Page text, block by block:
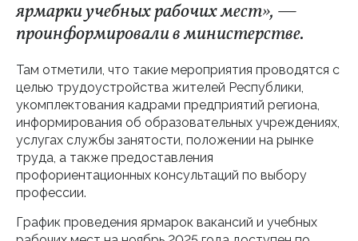
ярмарки учебных рабочих мест», —
проинформировали в министерстве.
Там отметили, что такие мероприятия проводятся с
целью трудоустройства жителей Республики,
укомплектования кадрами предприятий региона,
информирования об образовательных учреждениях,
услугах службы занятости, положении на рынке
труда, а также предоставления
профориентационных консультаций по выбору
профессии.
График проведения ярмарок вакансий и учебных